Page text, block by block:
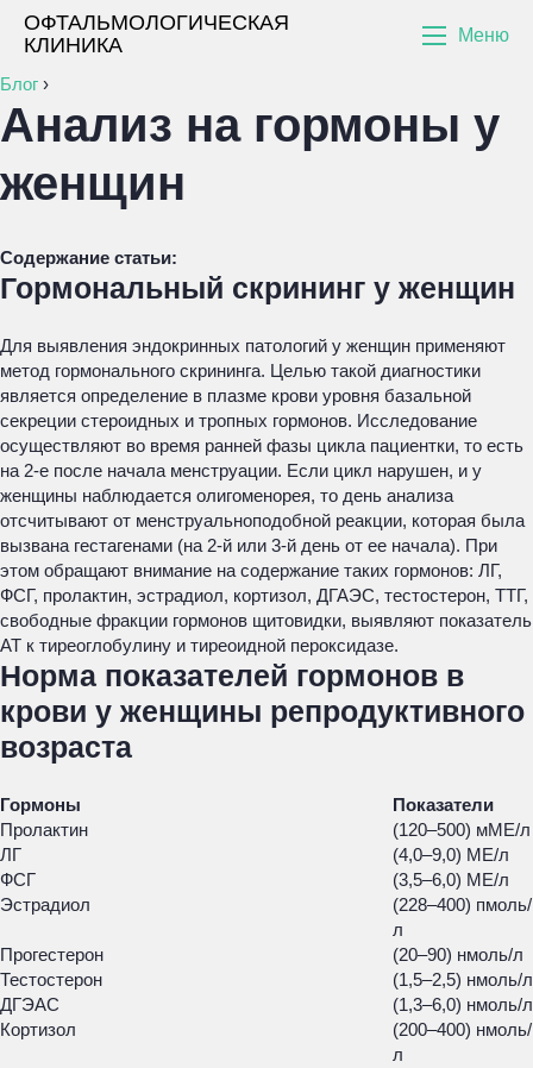
ОФТАЛЬМОЛОГИЧЕСКАЯ
КЛИНИКА
Меню
Блог ›
Анализ на гормоны у
женщин
Содержание статьи:
Гормональный скрининг у женщин
Для выявления эндокринных патологий у женщин применяют
метод гормонального скрининга. Целью такой диагностики
является определение в плазме крови уровня базальной
секреции стероидных и тропных гормонов. Исследование
осуществляют во время ранней фазы цикла пациентки, то есть
на 2-е после начала менструации. Если цикл нарушен, и у
женщины наблюдается олигоменорея, то день анализа
отсчитывают от менструальноподобной реакции, которая была
вызвана гестагенами (на 2-й или 3-й день от ее начала). При
этом обращают внимание на содержание таких гормонов: ЛГ,
ФСГ, пролактин, эстрадиол, кортизол, ДГАЭС, тестостерон, ТТГ,
свободные фракции гормонов щитовидки, выявляют показатель
АТ к тиреоглобулину и тиреоидной пероксидазе.
Норма показателей гормонов в
крови у женщины репродуктивного
возраста
Гормоны
Показатели
Пролактин
(120–500) мМЕ/л
ЛГ
(4,0–9,0) МЕ/л
ФСГ
(3,5–6,0) МЕ/л
Эстрадиол
(228–400) пмоль/
л
Прогестерон
(20–90) нмоль/л
Тестостерон
(1,5–2,5) нмоль/л
ДГЭАС
(1,3–6,0) нмоль/л
Кортизол
(200–400) нмоль/
л